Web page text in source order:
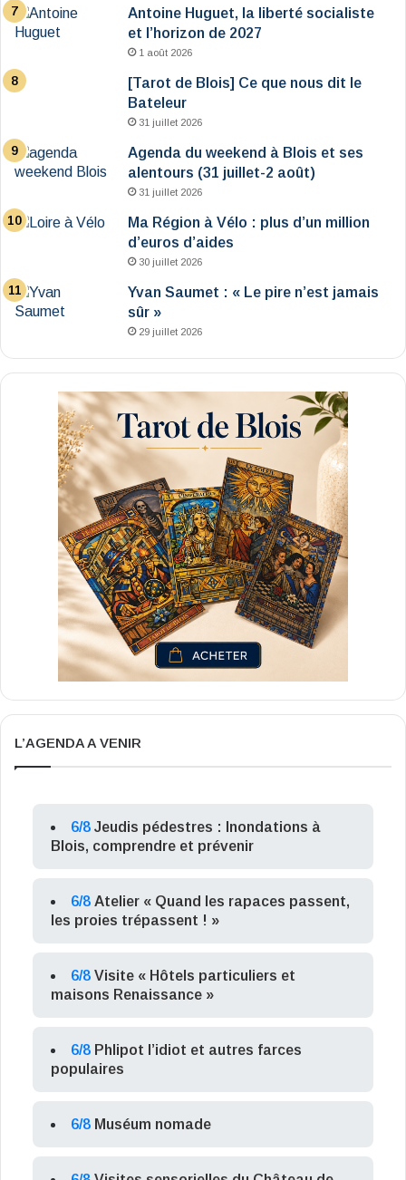
Antoine Huguet, la liberté socialiste
et l’horizon de 2027
1 août 2026
[Tarot de Blois] Ce que nous dit le
Bateleur
31 juillet 2026
Agenda du weekend à Blois et ses
alentours (31 juillet-2 août)
31 juillet 2026
Ma Région à Vélo : plus d’un million
d’euros d’aides
30 juillet 2026
Yvan Saumet : « Le pire n’est jamais
sûr »
29 juillet 2026
L’AGENDA A VENIR
6/8 Jeudis pédestres : Inondations à
Blois, comprendre et prévenir
6/8 Atelier « Quand les rapaces passent,
les proies trépassent ! »
6/8 Visite « Hôtels particuliers et
maisons Renaissance »
6/8 Phlipot l’idiot et autres farces
populaires
6/8 Muséum nomade